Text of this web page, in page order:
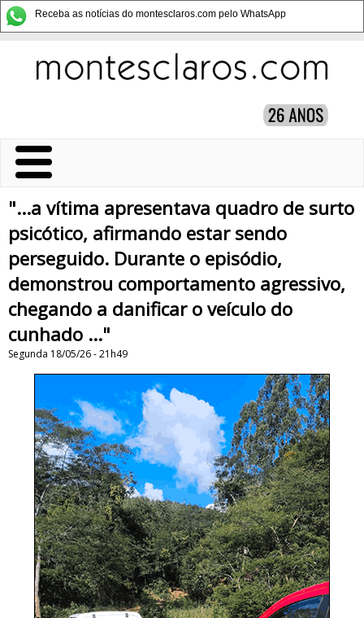
Receba as notícias do montesclaros.com pelo WhatsApp
"...a vítima apresentava quadro de surto
psicótico, afirmando estar sendo
perseguido. Durante o episódio,
demonstrou comportamento agressivo,
chegando a danificar o veículo do
cunhado ..."
Segunda 18/05/26 - 21h49